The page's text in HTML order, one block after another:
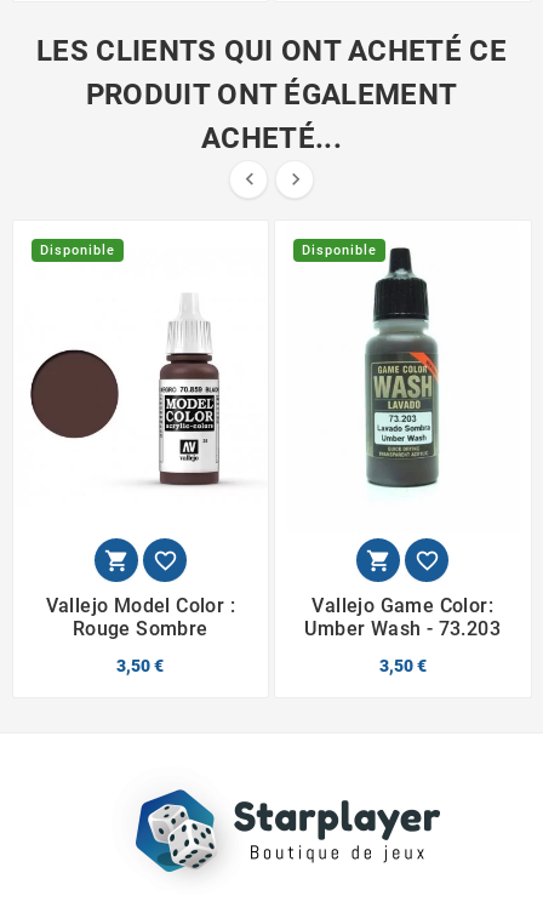
LES CLIENTS QUI ONT ACHETÉ CE
PRODUIT ONT ÉGALEMENT
ACHETÉ...
 
Disponible
 
Vallejo Model Color :
Rouge Sombre
3,50 €
Disponible
 
Vallejo Game Color:
Umber Wash - 73.203
3,50 €